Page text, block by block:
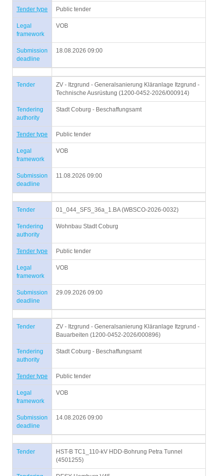
Tender type Public tender
Legal
framework
VOB
Submission
deadline
18.08.2026 09:00
Tender
ZV - Itzgrund - Generalsanierung Kläranlage Itzgrund -
Technische Ausrüstung (1200-0452-2026/000914)
Tendering
authority
Stadt Coburg - Beschaffungsamt
Tender type Public tender
Legal
framework
VOB
Submission
deadline
11.08.2026 09:00
Tender 01_044_SFS_36a_1.BA (WBSCO-2026-0032)
Tendering
authority
Wohnbau Stadt Coburg
Tender type Public tender
Legal
framework
VOB
Submission
deadline
29.09.2026 09:00
Tender
ZV - Itzgrund - Generalsanierung Kläranlage Itzgrund -
Bauarbeiten (1200-0452-2026/000896)
Tendering
authority
Stadt Coburg - Beschaffungsamt
Tender type Public tender
Legal
framework
VOB
Submission
deadline
14.08.2026 09:00
Tender
HST-B TC1_110-kV HDD-Bohrung Petra Tunnel
(4501255)